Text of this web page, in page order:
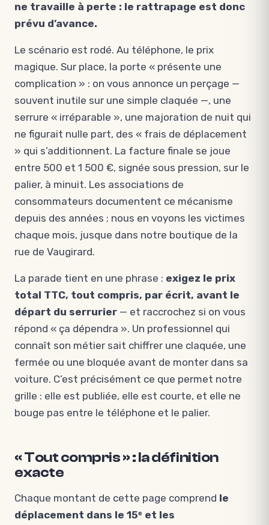
ne travaille à perte : le rattrapage est donc
prévu d’avance.
Le scénario est rodé. Au téléphone, le prix
magique. Sur place, la porte « présente une
complication » : on vous annonce un perçage —
souvent inutile sur une simple claquée —, une
serrure « irréparable », une majoration de nuit qui
ne figurait nulle part, des « frais de déplacement
» qui s’additionnent. La facture finale se joue
entre 500 et 1 500 €, signée sous pression, sur le
palier, à minuit. Les associations de
consommateurs documentent ce mécanisme
depuis des années ; nous en voyons les victimes
chaque mois, jusque dans notre boutique de la
rue de Vaugirard.
La parade tient en une phrase : exigez le prix
total TTC, tout compris, par écrit, avant le
départ du serrurier — et raccrochez si on vous
répond « ça dépendra ». Un professionnel qui
connaît son métier sait chiffrer une claquée, une
fermée ou une bloquée avant de monter dans sa
voiture. C’est précisément ce que permet notre
grille : elle est publiée, elle est courte, et elle ne
bouge pas entre le téléphone et le palier.
« Tout compris » : la définition
exacte
Chaque montant de cette page comprend le
déplacement dans le 15ᵉ et les